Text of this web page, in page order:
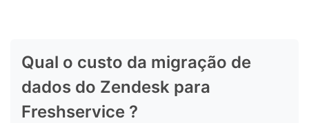
Qual o custo da migração de
dados do Zendesk para
Freshservice ?